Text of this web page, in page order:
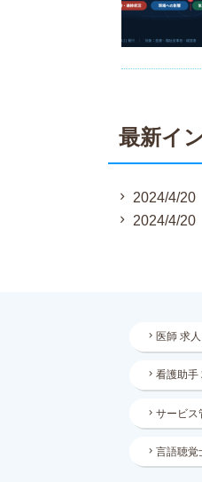
最新イ
2024/4/20
2024/4/20
医師 求人
看護助手
サービス
言語聴覚